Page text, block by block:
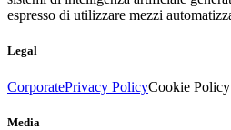
espresso di utilizzare mezzi
Legal
CorporatePrivacy PolicyCookie Policy
Media